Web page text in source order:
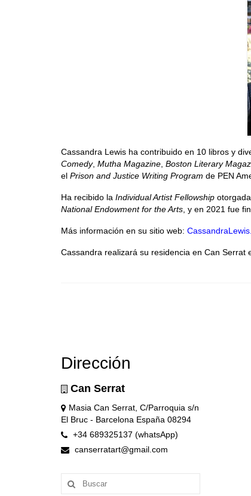
Cassandra Lewis ha contribuido en 10 libros y
Comedy, Mutha Magazine Boston Literary
el Prison and Justice Writing Program de PEN
Ha recibido la Individual Artist Fellowship
National Endowment for the Arts , y en 2021 fue
Más información en su sitio web:
Cassandra realizará su residencia en Can Serrat
Dirección
Can Serrat
Masia Can Serrat, C/Parroquia s/n
El Bruc - Barcelona España 08294
+34 689325137 (whatsApp)
canserratart@gmail.com
Buscar
por: